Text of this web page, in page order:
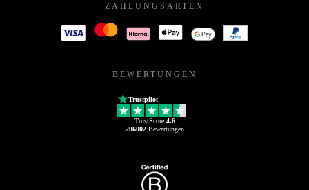
ZAHLUNGSARTEN
BEWERTUNGEN
Trustpilot
TrustScore 4.6
206002Bewertungen